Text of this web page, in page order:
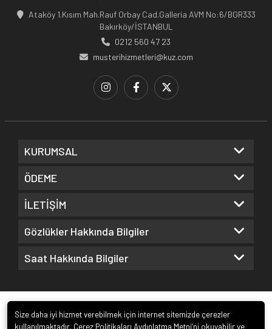
Ataköy 1.Kısım Mah.Rauf Orbay Cad.Galleria AVM No:6/BGR333
Bakırköy/İSTANBUL
0212 560 47 23
musterihizmetleri@kuz.com
KURUMSAL
ÖDEME
İLETİŞİM
Gözlükler Hakkında Bilgiler
Saat Hakkında Bilgiler
Size daha iyi hizmet verebilmek için internet sitemizde çerezler
kullanılmaktadır. Çerez Politikaları Aydınlatma Metni’ni okuyabilir ve